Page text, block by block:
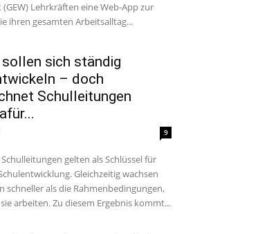
(GEW) Lehrkräften eine Web-App zur
ihren gesamten Arbeitsalltag...
sich ständig
– doch
Schulleitungen
9
Schulleitungen gelten als Schlüssel für
Gleichzeitig wachsen
schneller als die Rahmenbedingungen,
arbeiten. Zu diesem Ergebnis kommt...